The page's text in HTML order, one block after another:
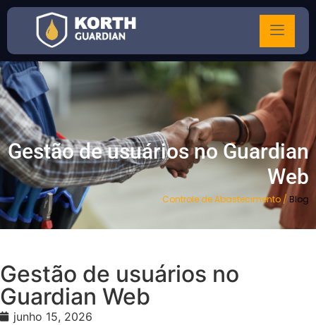
Gestão de usuários no Guardian
Web
Controle de Abastecimento / Blog
Gestão de usuários no
Guardian Web
junho 15, 2026